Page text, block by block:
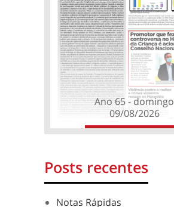
Ano 65 - domingo
09/08/2026
Posts recentes
Notas Rápidas